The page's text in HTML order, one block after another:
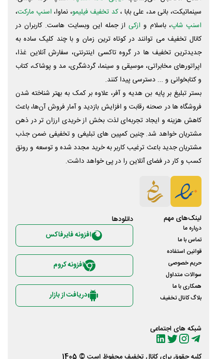
سینماتیکت، بانی مد، علی‌ بابا ،کد تخفیف فیلیمو، نماوا، اسنپ مارکت،
اسنپ شاپ، باسلام و ازکی از جمله این وبسایت ‌هاست. کاربران در
کانال تخفیف می توانند در کوتاه ترین زمان و با چند کلیک ساده به
جدیدترین تخفیف ها در گروه تاکسی اینترنتی، سفارش آنلاین غذا،
اپراتورهای مخابراتی، موسیقی و سینما، گردشگری، مد و پوشاک، کتاب
و کتابخوانی و ... دسترسی پیدا کنند.
بستر تبلیغ بر پایه بن هدیه و آفر، علاوه بر کمک به بهتر شناخته شدن
فروشگاه ها در صحنه رقابت و افزایش بازدید و آمار فروش آن‌ها، باعث
کاهش هزینه و ایجاد تجربه‌ای لذت بخش از خریدی ارزان تر در ذهن
مشتریان خواهد شد. چنین کمپین های تبلیغی و تخفیفی ضمن جذب
مشتریان جدید باعث ترغیب کاربر به خرید مجدد شده و توسعه و رونق
کسب و کار در فضای آنلاین را در پی خواهد داشت.
لینک‌های مهم
درباره ما
تماس با ما
قوانین استفاده
حریم خصوصی
سوالات متداول
همکاری با ما
بلاگ کانال تخفیف
شبکه های اجتماعی
دانلود‌ها
افزونه فایرفاکس
افزونه کروم
دریافت از بازار